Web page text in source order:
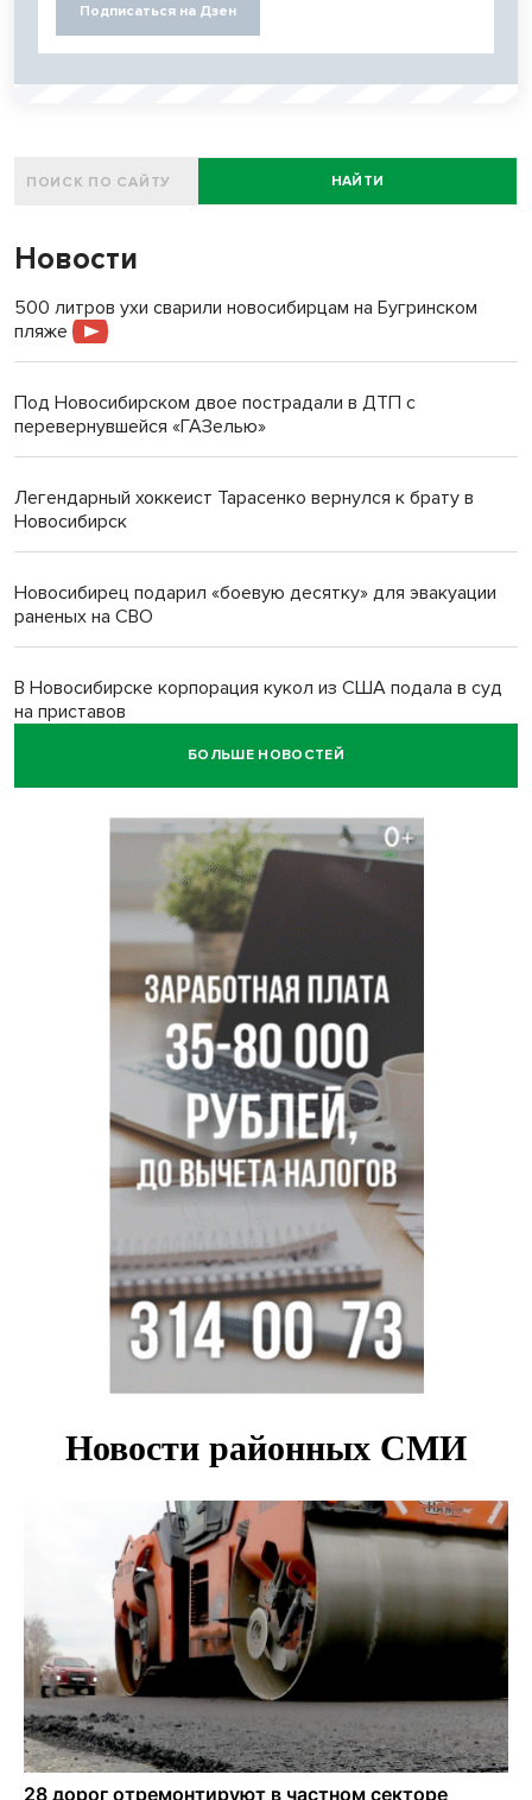
Подписаться на Дзен
НАЙТИ
Новости
500 литров ухи сварили новосибирцам на Бугринском
пляже
Под Новосибирском двое пострадали в ДТП с
перевернувшейся «ГАЗелью»
Легендарный хоккеист Тарасенко вернулся к брату в
Новосибирск
Новосибирец подарил «боевую десятку» для эвакуации
раненых на СВО
В Новосибирске корпорация кукол из США подала в суд
на приставов
БОЛЬШЕ НОВОСТЕЙ